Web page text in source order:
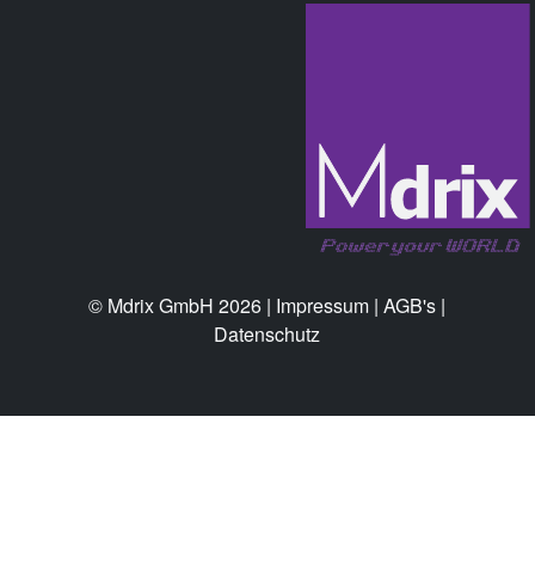
© Mdrix GmbH 2026 | Impressum |AGB's |
Datenschutz